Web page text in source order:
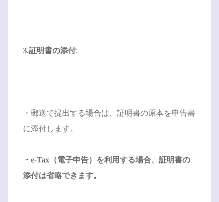
3.証明書の添付:
・郵送で提出する場合は、証明書の原本を申告書
に添付します。
・e-Tax（電子申告）を利用する場合、証明書の
添付は省略できます。